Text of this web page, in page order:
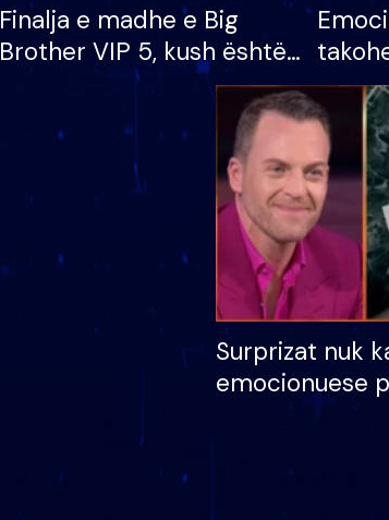
Finalja e madhe e Big
Brother VIP 5, kush është
banori i parë që lë shtëpinë
dhe humb mundësinë për
të fituar çmimin e madh
apo
Surprizat nuk
emocionuese
nëna dhe